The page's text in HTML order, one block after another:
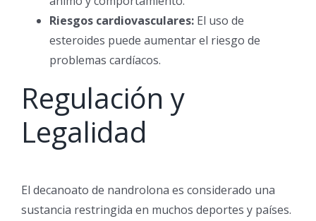
Riesgos cardiovasculares: El uso de
esteroides puede aumentar el riesgo de
problemas cardíacos.
Regulación y
Legalidad
El decanoato de nandrolona es considerado una
sustancia restringida en muchos deportes y países.